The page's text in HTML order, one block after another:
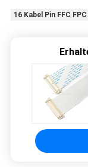
16 Kabel Pin FFC FPC